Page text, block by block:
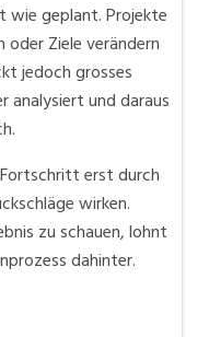
wie geplant. Projekte
Ziele verändern
jedoch grosses
analysiert und daraus
erst durch
wirken.
zu schauen, lohnt
dahinter.